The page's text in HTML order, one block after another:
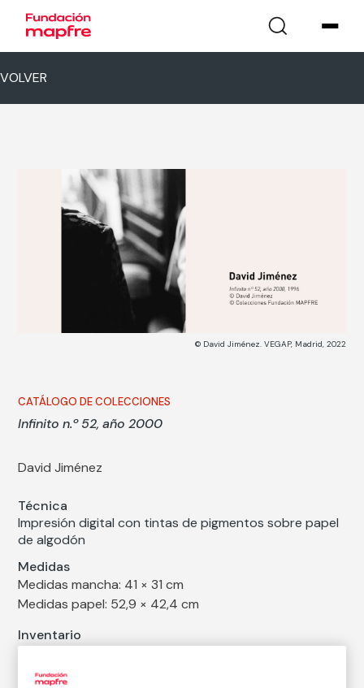
VOLVER
© David Jiménez. VEGAP, Madrid, 2022
CATÁLOGO DE COLECCIONES
Infinito n.º 52, año 2000
David Jiménez
Técnica
Impresión digital con tintas de pigmentos sobre papel
de algodón
Medidas
Medidas mancha: 41 × 31 cm
Medidas papel: 52,9 × 42,4 cm
Inventario
FM002266
Fecha